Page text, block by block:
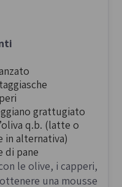
grattugiato
q.b. (latte o
in alternativa)
di pane
le olive, i capperi,
una mousse